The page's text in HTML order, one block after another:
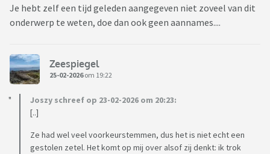
Je hebt zelf een tijd geleden aangegeven niet zoveel van dit
onderwerp te weten, doe dan ook geen aannames....
Zeespiegel
25-02-2026om 19:22
Joszy schreef op 23-02-2026 om 20:23:
[..]
Ze had wel veel voorkeurstemmen, dus het is niet echt een
gestolen zetel. Het komt op mij over alsof zij denkt: ik trok